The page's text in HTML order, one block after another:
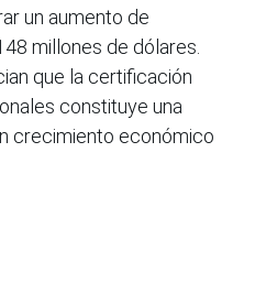
un aumento de
millones de dólares.
que la certificación
constituye una
crecimiento económico